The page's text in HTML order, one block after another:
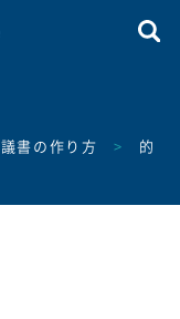
書の作り方 > 的